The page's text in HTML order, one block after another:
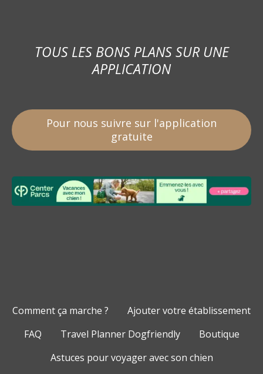
TOUS LES BONS PLANS SUR UNE
APPLICATION
Pour nous suivre sur l'application
gratuite
Comment ça marche ?
Ajouter votre établissement
FAQ
Travel Planner Dogfriendly
Boutique
Astuces pour voyager avec son chien